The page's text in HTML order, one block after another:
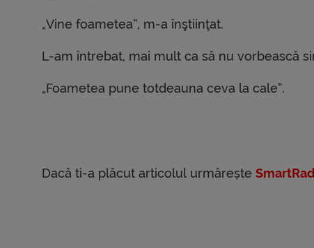
„Vine foametea”, m-a înştiinţat.
L-am întrebat, mai mult ca să nu vorbească
„Foametea pune totdeauna ceva la cale”.
Dacă ti-a plăcut articolul urmărește